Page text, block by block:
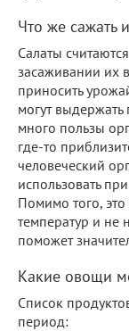
Что же сажать
Салаты
засаживании их
приносить
могут
много пользы
где-то
человеческий
использовать
Помимо того,
температур и не
поможет
Какие овощи
Список
период: